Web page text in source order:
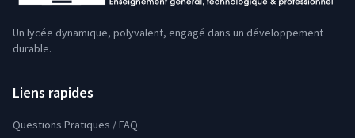
Un lycée dynamique, polyvalent, engagé dans un développement
durable.
Liens rapides
Questions Pratiques / FAQ